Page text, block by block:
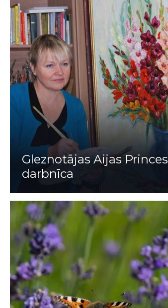
Gleznotājas Aijas Princes
darbnīca